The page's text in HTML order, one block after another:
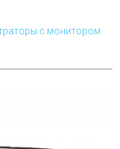
с монитором